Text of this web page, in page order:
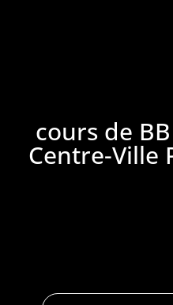
cours de BB
Centre-Ville